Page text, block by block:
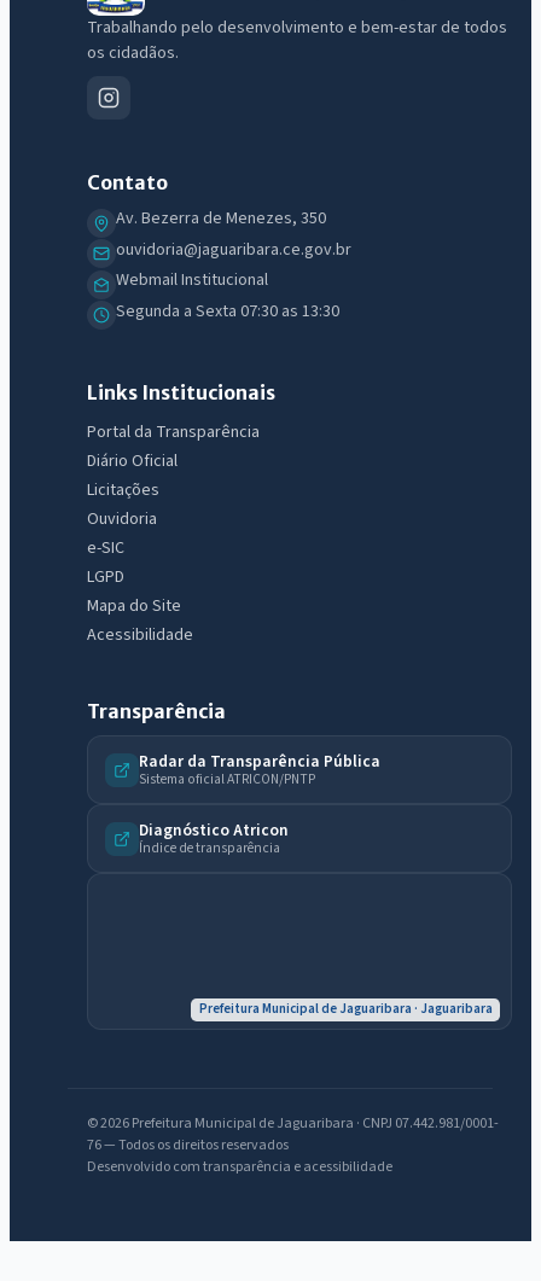
Trabalhando pelo desenvolvimento e bem-estar de todos
os cidadãos.
Contato
Av. Bezerra de Menezes, 350
ouvidoria@jaguaribara.ce.gov.br
Webmail Institucional
Segunda a Sexta 07:30 as 13:30
Links Institucionais
Portal da Transparência
Diário Oficial
Licitações
Ouvidoria
e-SIC
LGPD
Mapa do Site
Acessibilidade
Transparência
Radar da Transparência Pública
Sistema oficial ATRICON/PNTP
Diagnóstico Atricon
Índice de transparência
Prefeitura Municipal de Jaguaribara · Jaguaribara
© 2026 Prefeitura Municipal de Jaguaribara · CNPJ 07.442.981/0001-
76 — Todos os direitos reservados
Desenvolvido com transparência e acessibilidade
Olá. Pergunte sobre serviços, notícias, legislação, Diário Oficial,